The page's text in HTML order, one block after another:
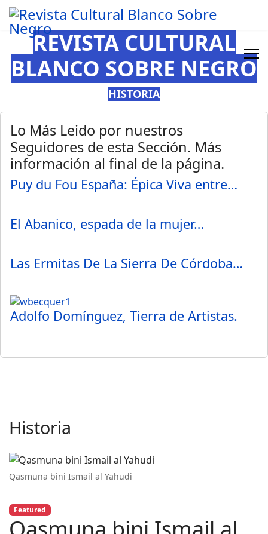
REVISTA CULTURAL
BLANCO SOBRE NEGRO
HISTORIA
Lo Más Leido por nuestros
Seguidores de esta Sección. Más
información al final de la página.
Puy du Fou España: Épica Viva entre…
El Abanico, espada de la mujer…
Las Ermitas De La Sierra De Córdoba…
Adolfo Domínguez, Tierra de Artistas.
Historia
Qasmuna bini Ismail al Yahudi
Featured